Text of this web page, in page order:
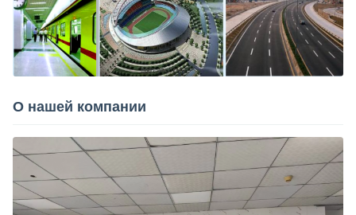
О нашей компании